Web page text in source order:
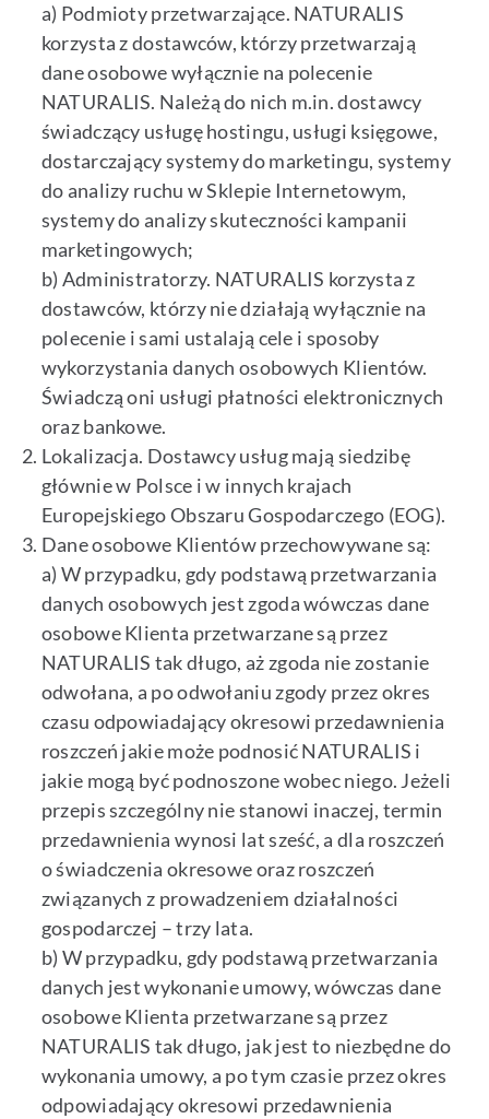
a) Podmioty przetwarzające. NATURALIS
korzysta z dostawców, którzy przetwarzają
dane osobowe wyłącznie na polecenie
NATURALIS. Należą do nich m.in. dostawcy
świadczący usługę hostingu, usługi księgowe,
dostarczający systemy do marketingu, systemy
do analizy ruchu w Sklepie Internetowym,
systemy do analizy skuteczności kampanii
marketingowych;
b) Administratorzy. NATURALIS korzysta z
dostawców, którzy nie działają wyłącznie na
polecenie i sami ustalają cele i sposoby
wykorzystania danych osobowych Klientów.
Świadczą oni usługi płatności elektronicznych
oraz bankowe.
Lokalizacja. Dostawcy usług mają siedzibę
głównie w Polsce i w innych krajach
Europejskiego Obszaru Gospodarczego (EOG).
Dane osobowe Klientów przechowywane są:
a) W przypadku, gdy podstawą przetwarzania
danych osobowych jest zgoda wówczas dane
osobowe Klienta przetwarzane są przez
NATURALIS tak długo, aż zgoda nie zostanie
odwołana, a po odwołaniu zgody przez okres
czasu odpowiadający okresowi przedawnienia
roszczeń jakie może podnosić NATURALIS i
jakie mogą być podnoszone wobec niego. Jeżeli
przepis szczególny nie stanowi inaczej, termin
przedawnienia wynosi lat sześć, a dla roszczeń
o świadczenia okresowe oraz roszczeń
związanych z prowadzeniem działalności
gospodarczej – trzy lata.
b) W przypadku, gdy podstawą przetwarzania
danych jest wykonanie umowy, wówczas dane
osobowe Klienta przetwarzane są przez
NATURALIS tak długo, jak jest to niezbędne do
wykonania umowy, a po tym czasie przez okres
odpowiadający okresowi przedawnienia